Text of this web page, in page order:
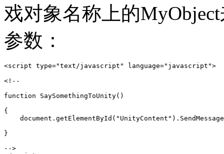
戏对象名称上的
参数：
<script type="text/javascript" language="javascript">
<!--
function SaySomethingToUnity()
{
}
-->